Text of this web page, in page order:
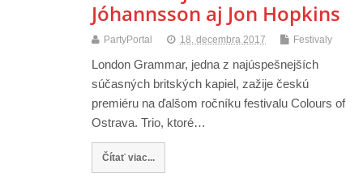
Jóhannsson aj Jon Hopkins
PartyPortal 18. decembra 2017 Festivaly
London Grammar, jedna z najúspešnejších
súčasných britských kapiel, zažije českú
premiéru na ďalšom ročníku festivalu Colours of
Ostrava. Trio, ktoré…
Čítať viac...